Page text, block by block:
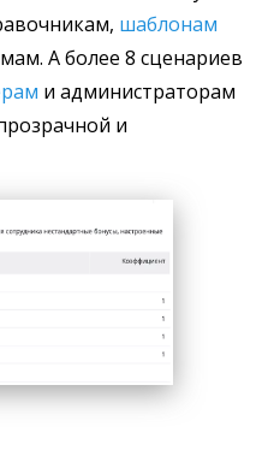
шаблонам
А более 8 сценариев
и администраторам
и